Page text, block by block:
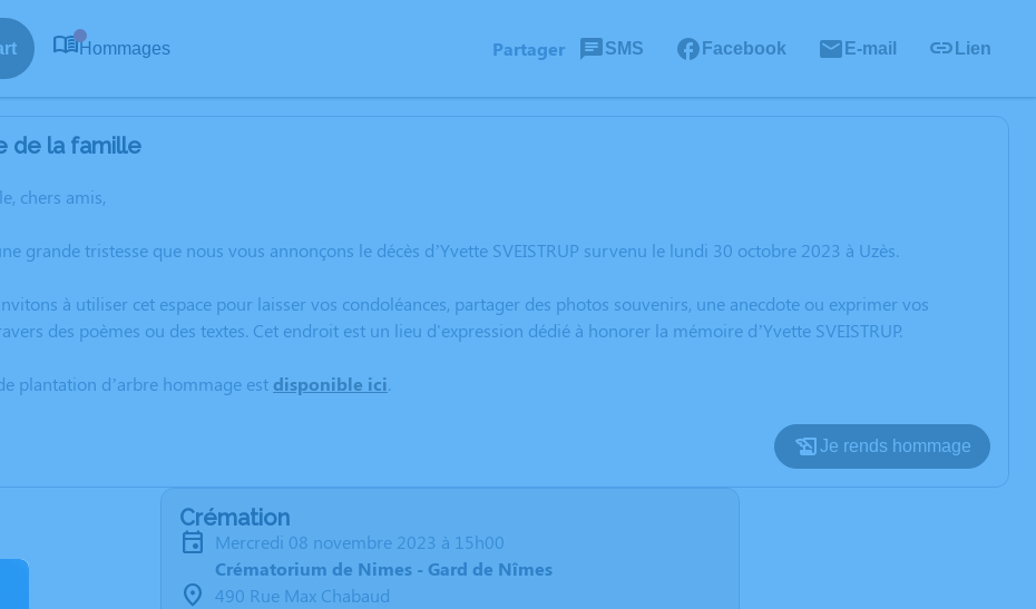
Hommages Partager SMS Facebook E-mail Lien
de la famille
chers amis,
grande tristesse que nous vous annonçons le décès d’Yvette SVEISTRUP survenu le lundi 30 octobre 2023 à Uzès.
à utiliser cet espace pour laisser vos condoléances, partager des photos souvenirs, une anecdote ou exprimer vos
des poèmes ou des textes. Cet endroit est un lieu d'expression dédié à honorer la mémoire d’Yvette SVEISTRUP.
plantation d’arbre hommage est disponible ici.
Je rends hommage
Crémation
mercredi 08 novembre 2023 à 15h00
Crématorium de Nimes - Gard de Nîmes
490 Rue Max Chabaud